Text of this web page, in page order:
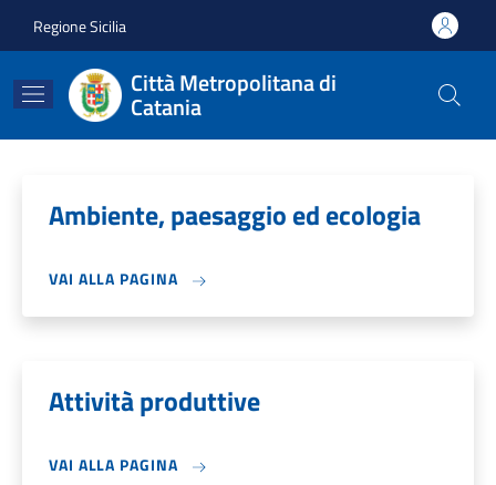
Regione Sicilia
Città Metropolitana di
Catania
Ambiente, paesaggio ed ecologia
VAI ALLA PAGINA
Attività produttive
VAI ALLA PAGINA